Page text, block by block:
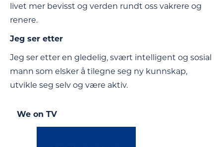
livet mer bevisst og verden rundt oss vakrere og
renere.
Jeg ser etter
Jeg ser etter en gledelig, svært intelligent og sosial
mann som elsker å tilegne seg ny kunnskap,
utvikle seg selv og være aktiv.
We on TV